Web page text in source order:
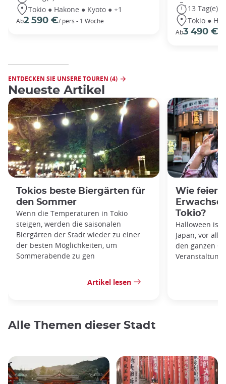
Tokio ● Hakone ● Kyoto ● +1
Ab2 590 €/ pers - 1 Woche
13 Tag(e)
Tokio ●
Ab3 490 €
ENTDECKEN SIE UNSERE TOUREN (4)
Neueste Artikel
Tokios beste Biergärten für
den Sommer
Wenn die Temperaturen in Tokio
steigen, werden die saisonalen
Biergärten der Stadt wieder zu einer
der besten Möglichkeiten, um
Sommerabende zu gen
Artikel lesen
Wie feiert
Tokio?
Halloween ist
Japan, vor
den ganzen
Alle Themen dieser Stadt